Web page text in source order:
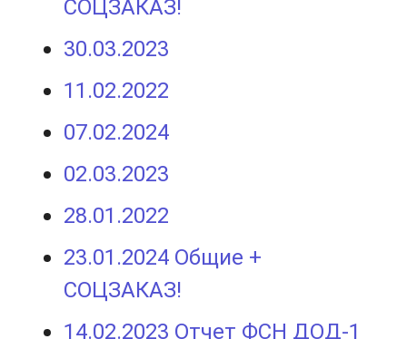
СОЦЗАКАЗ!
30.03.2023
11.02.2022
​07.02.2024
02.03.2023
28.01.2022
​23.01.2024 Общие +
СОЦЗАКАЗ!
14.02.2023 Отчет ФСН ДОД-1